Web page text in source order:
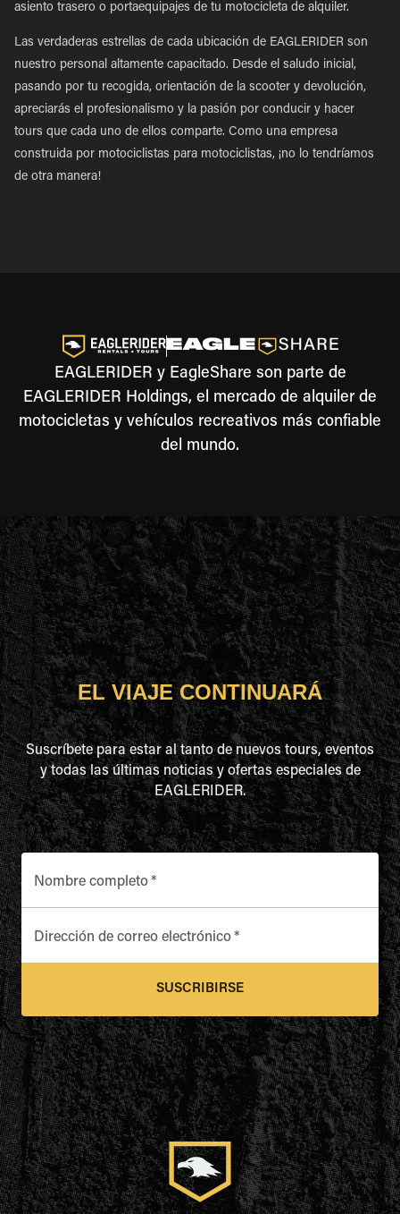
asiento trasero o portaequipajes de tu motocicleta de alquiler.
Las verdaderas estrellas de cada ubicación de EAGLERIDER son
nuestro personal altamente capacitado. Desde el saludo inicial,
pasando por tu recogida, orientación de la scooter y devolución,
apreciarás el profesionalismo y la pasión por conducir y hacer
tours que cada uno de ellos comparte. Como una empresa
construida por motociclistas para motociclistas, ¡no lo tendríamos
de otra manera!
EAGLERIDER y EagleShare son parte de
EAGLERIDER Holdings, el mercado de alquiler de
motocicletas y vehículos recreativos más confiable
del mundo.
EL VIAJE CONTINUARÁ
Suscríbete para estar al tanto de nuevos tours, eventos
y todas las últimas noticias y ofertas especiales de
EAGLERIDER.
Nombre completo*
Dirección de correo electrónico*
SUSCRIBIRSE